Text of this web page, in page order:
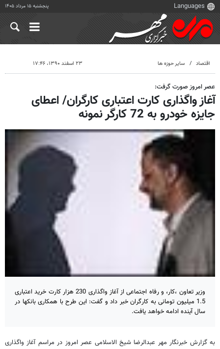
پنجشنبه ۱۵ مرداد ۱۴۰۵
اقتصاد سایر حوزه ها ۲۳ اسفند ۱۳۹۰، ۱۷:۴۶
عصر امروز صورت گرفت:
آغاز واگذاری کارت اعتباری کارگران/ اعطای
جایزه خودرو به 72 کارگر نمونه
وزیر تعاون ،کار، و رفاه اجتماعی از آغاز واگذاری 230 هزار کارت خرید اعتباری
1.5 میلیون تومانی به کارگران خبر داد و گفت: این طرح با همکاری بانکها در
سال آینده ادامه خواهد یافت.
به گزارش خبرنگار مهر عبدالرضا شیخ الاسلامی عصر امروز در مراسم آغاز واگذاری